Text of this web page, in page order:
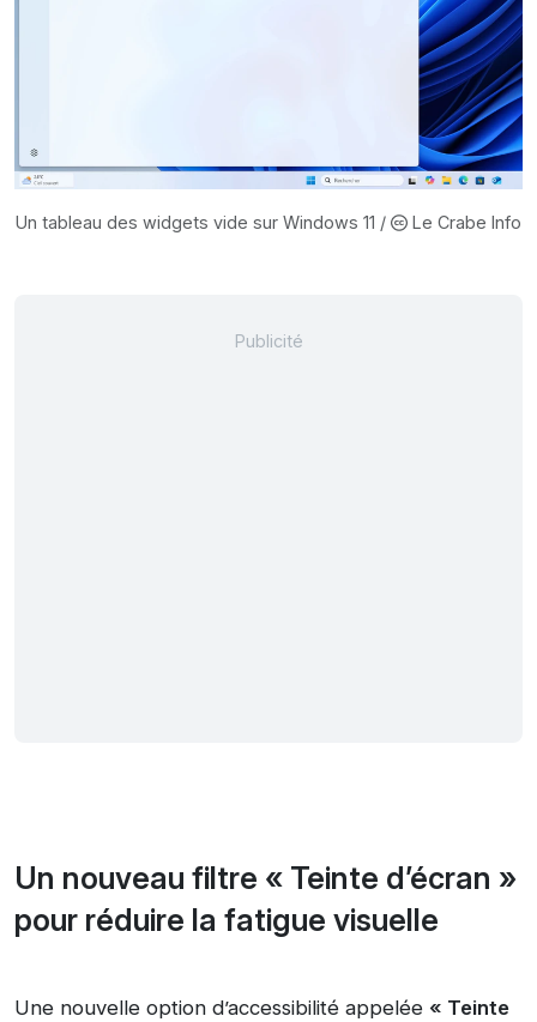
Un tableau des widgets vide sur Windows 11 / Le Crabe Info
Un nouveau filtre « Teinte d’écran »
pour réduire la fatigue visuelle
Une nouvelle option d’accessibilité appelée « Teinte